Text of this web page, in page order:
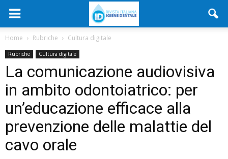
Home Rubriche Cultura digitale
Rubriche Cultura digitale
La comunicazione audiovisiva
in ambito odontoiatrico: per
un’educazione efficace alla
prevenzione delle malattie del
cavo orale